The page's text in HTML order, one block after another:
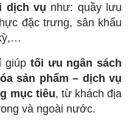
dịch vụ như: quầy lưu
đặc trưng, sân khấu
giúp tối ưu ngân sách
sản phẩm – dịch vụ
mục tiêu, từ khách địa
và ngoài nước.